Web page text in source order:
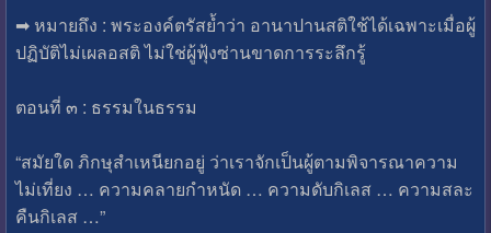
➡ หมายถึง : พระองค์ตรัสย้ำว่า อานาปานสติใช้ได้เฉพาะเมื่อผู้
ปฏิบัติไม่เผลอสติ ไม่ใช่ผู้ฟุ้งซ่านขาดการระลึกรู้
ตอนที่ ๓ : ธรรมในธรรม
“สมัยใด ภิกษุสำเหนียกอยู่ ว่าเราจักเป็นผู้ตามพิจารณาความ
ไม่เที่ยง … ความคลายกำหนัด … ความดับกิเลส … ความสละ
คืนกิเลส …”